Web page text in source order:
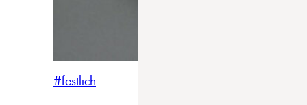
#festlich